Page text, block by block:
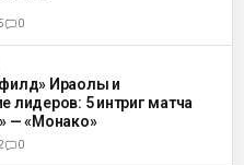
0
Ираолы и
лидеров: 5 интриг матча
— «Монако»
0